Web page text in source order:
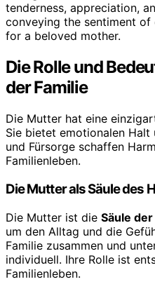
Die Rolle und
der Familie
Die Mutter hat eine
Sie bietet emotionalen Halt
und Fürsorge schaffen
Familienleben.
Die Mutter als Säule des
Die Mutter ist die Säule
um den Alltag und die
Familie zusammen und
individuell. Ihre Rolle ist
Familienleben.